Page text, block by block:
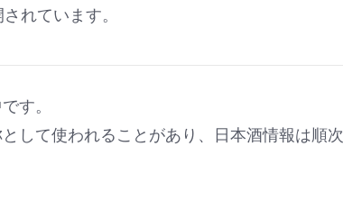
れています。
す。
して使われることがあり、日本酒情報は順